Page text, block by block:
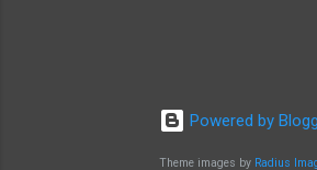
Powered by
Theme images by Radius